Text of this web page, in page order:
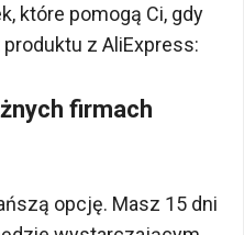
które pomogą Ci, gdy
z AliExpress:
firmach
opcję. Masz 15 dni